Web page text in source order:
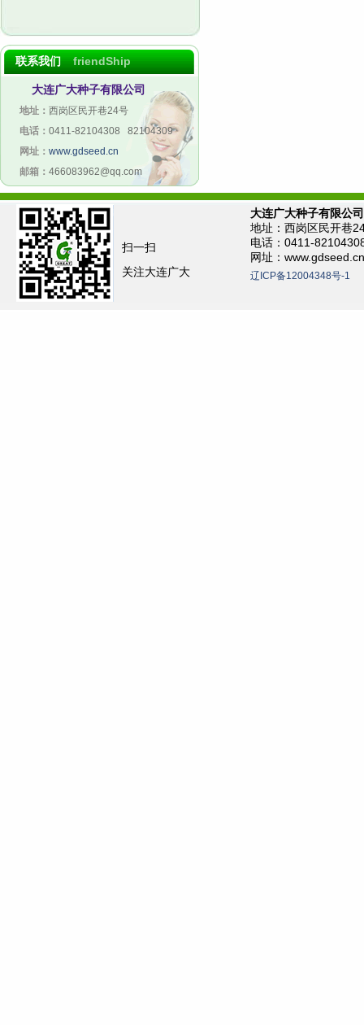
联系我们 friendShip
大连广大种子有限公司
地址： 西岗区民开巷24号
电话： 0411-82104308 82104309
网址： www.gdseed.cn
邮箱： 466083962@qq.com
扫一扫
关注大连广大
大连广大种子有限公司
地址：西岗区民开巷
电话：0411-
网址：www.gdseed.cn
辽ICP备12004348号-1